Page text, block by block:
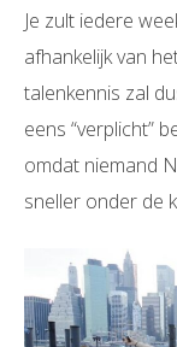
Je zult iedere
afhankelijk van
talenkennis zal
eens “verplicht”
omdat niemand
sneller onder de